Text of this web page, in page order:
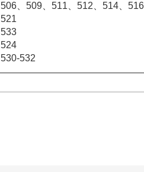
506、509、511、512、514、516
521
533
524
530-532